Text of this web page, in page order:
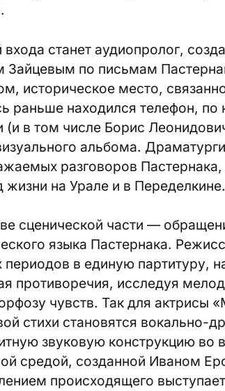
входа станет аудиопролог,
Зайцевым по письмам
историческое место,
раньше находился телефон, по
(и в том числе Борис
альбома.
разговоров
жизни на Урале и в Переделкине.
сценической части —
языка Пастернака.
периодов в единую партитуру,
противоречия, исследуя
чувств. Так для актрисы
стихи становятся вокально-
звуковую конструкцию во
средой, созданной Иваном
происходящего